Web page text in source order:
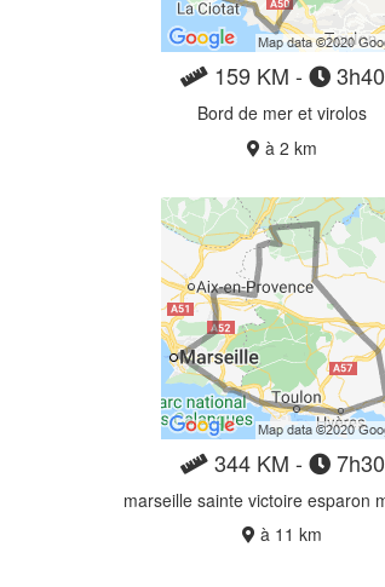
159 KM - 3h40
Bord de mer et virolos
à 2 km
344 KM - 7h30
à 11 km